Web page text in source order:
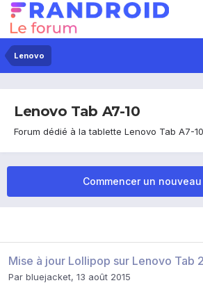
Lenovo
Lenovo Tab A7-10
Forum dédié à la tablette Lenovo Tab A7-10
Commencer un
Mise à jour Lollipop sur Lenovo Tab
Par bluejacket, 13 août 2015